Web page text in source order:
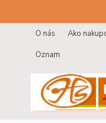
O nás Ako
Oznam